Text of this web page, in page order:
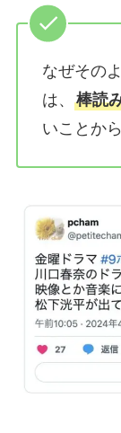
なぜその
は、 棒読
いことか